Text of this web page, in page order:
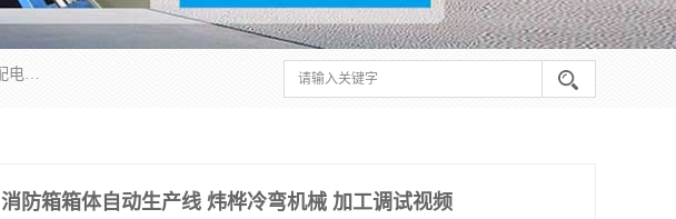
潍坊炜桦冷弯机械制造有限公司一直致力于配电箱自动生产线，消防箱生产设备、货架生产线、配电箱生产线等，是集设备制造、模具加工、技术开发于一体的综合性机械制造高科技民营企业。
消防箱箱体自动生产线 炜桦冷弯机械 加工调试视频